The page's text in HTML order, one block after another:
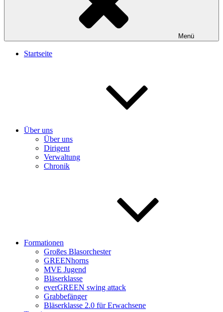
Menü
Startseite
Über uns
Über uns
Dirigent
Verwaltung
Chronik
Formationen
Großes Blasorchester
GREENhorns
MVE Jugend
Bläserklasse
everGREEN swing attack
Grabbefänger
Bläserklasse 2.0 für Erwachsene